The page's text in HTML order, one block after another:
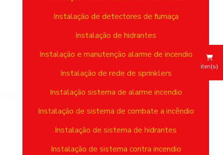
Instalação de detectores de fumaça
Instalação de hidrantes
Instalação e manutenção alarme de incendio
Instalação de rede de sprinklers
Instalação sistema de alarme incendio
Instalação de sistema de combate a incêndio
Instalação de sistema de hidrantes
Instalação de sistema contra incendio
iten(s)